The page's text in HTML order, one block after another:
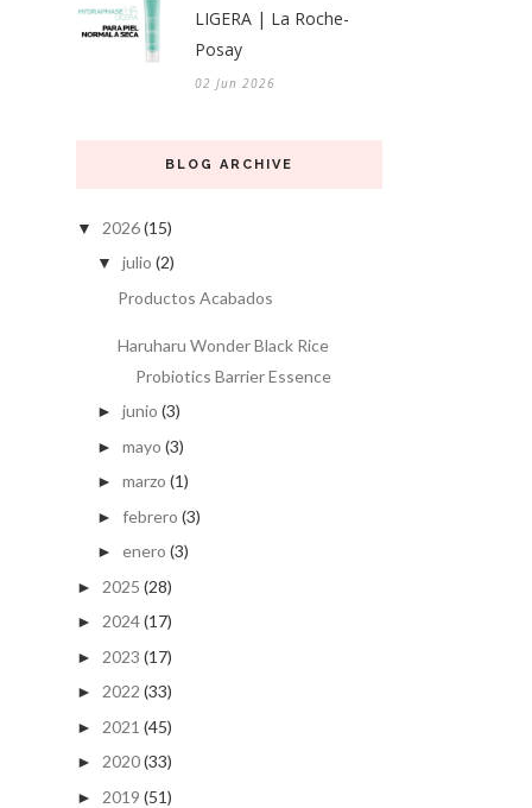
LIGERA | La Roche-
Posay
02 Jun 2026
BLOG ARCHIVE
▼ 2026(15)
▼ julio (2)
Productos Acabados
Haruharu Wonder Black Rice
Probiotics Barrier Essence
► junio (3)
► mayo (3)
► marzo (1)
► febrero (3)
► enero (3)
► 2025 (28)
► 2024(17)
► 2023 (17)
► 2022 (33)
► 2021 (45)
► 2020(33)
► 2019 (51)